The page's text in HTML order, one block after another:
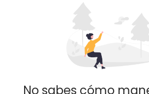
No sabes cómo